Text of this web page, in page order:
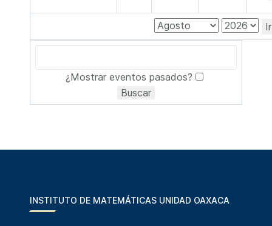
¿Mostrar eventos pasados?
INSTITUTO DE MATEMÁTICAS UNIDAD OAXACA